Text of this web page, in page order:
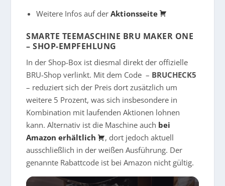
Weitere Infos auf der Aktionsseite
SMARTE TEEMASCHINE BRU MAKER ONE
– SHOP-EMPFEHLUNG
In der Shop-Box ist diesmal direkt der offizielle
BRU-Shop verlinkt. Mit dem Code – BRUCHECK5
– reduziert sich der Preis dort zusätzlich um
weitere 5 Prozent, was sich insbesondere in
Kombination mit laufenden Aktionen lohnen
kann. Alternativ ist die Maschine auch bei
Amazon erhältlich
, dort jedoch aktuell
ausschließlich in der weißen Ausführung. Der
genannte Rabattcode ist bei Amazon nicht gültig.